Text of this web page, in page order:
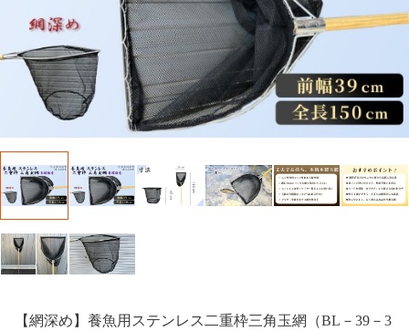
【網深め】養魚用ステンレス二重枠三角玉網（BL－39－3